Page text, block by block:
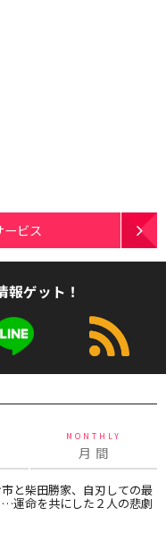
ービス
報ゲット！
MONTHLY
月 間
市と柴田勝家、自刃しての最
運命を共にした２人の悲劇